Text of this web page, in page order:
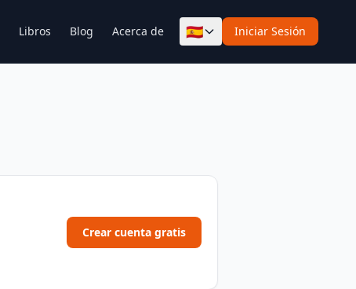
Libros Blog Acerca de 🇪🇸 Iniciar Sesión
Crear cuenta gratis